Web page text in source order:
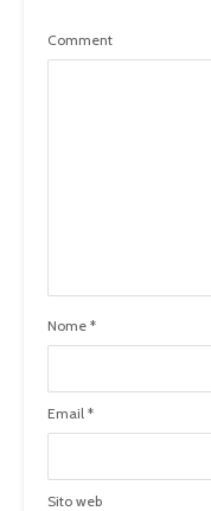
Comment
Nome *
Email *
Sito web